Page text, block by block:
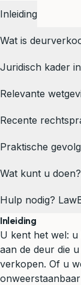
Inleiding
Wat is
Juridisch kader
Relevante
Recente
Praktische
Wat kunt u doen?
Hulp nodig?
Inleiding
U kent het wel:
aan de deur die
verkopen. Of u